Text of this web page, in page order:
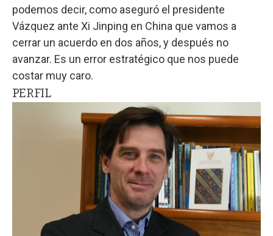
podemos decir, como aseguró el presidente
Vázquez ante Xi Jinping en China que vamos a
cerrar un acuerdo en dos años, y después no
avanzar. Es un error estratégico que nos puede
costar muy caro.
PERFIL